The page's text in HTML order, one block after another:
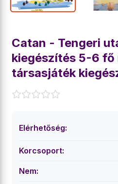
Catan - Tengeri
kiegészítés 5-6 fő
társasjáték
Elérhetőség:
Korcsoport:
Nem: